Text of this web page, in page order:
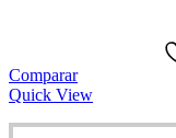
Comparar
Quick View